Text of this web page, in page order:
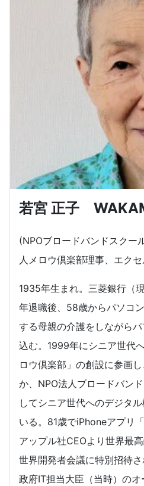
若宮 正子
(NPOブロードバンドスクー
人メロウ倶楽部理事、エク
1935年生まれ。三菱銀行（
年退職後、58歳からパソコ
する母親の介護をしながら
込む。1999年にシニア世代
ロウ倶楽部」の創設に参画
か、NPO法人ブロードバン
してシニア世代へのデジタ
いる。81歳でiPhoneアプリ
アップル社CEOより世界最
世界開発者会議に特別招待
政府IT担当大臣（当時）の